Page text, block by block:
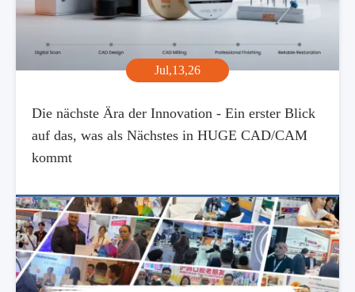
Jul,13,26
Die nächste Ära der Innovation - Ein erster Blick
auf das, was als Nächstes in HUGE CAD/CAM
kommt